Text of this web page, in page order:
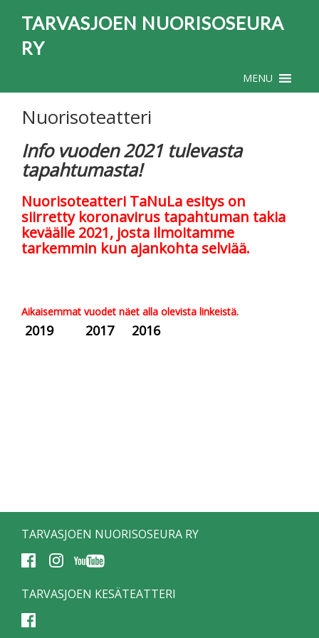
TARVASJOEN NUORISOSEURA
RY
MENU
Nuorisoteatteri
Info vuoden 2021 tulevasta
tapahtumasta!
Nuorisoteatteri TaNuLa esitys on
siirretty koronavirus tapahtuman takia
keväälle 2021, josta ilmoitamme
tarkemmin kun ajankohta selviää.
Aikaisemmat vuodet näet alla olevista linkeistä.
2019 2017 2016
TARVASJOEN NUORISOSEURA RY
TARVASJOEN KESÄTEATTERI